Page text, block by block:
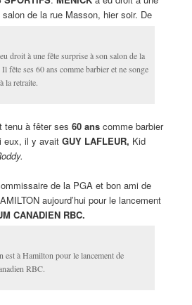
de la rue Masson, hier soir. De
droit à une fête surprise à son salon de la
fête ses 60 ans comme barbier et ne songe
la retraite.
tenu à fêter ses 60 anscomme barbier
eux, il y avait GUY LAFLEUR, Kid
de la PGA et bon ami de
aujourd’hui pour le lancement
CANADIEN RBC.
est à Hamilton pour le lancement de
RBC.